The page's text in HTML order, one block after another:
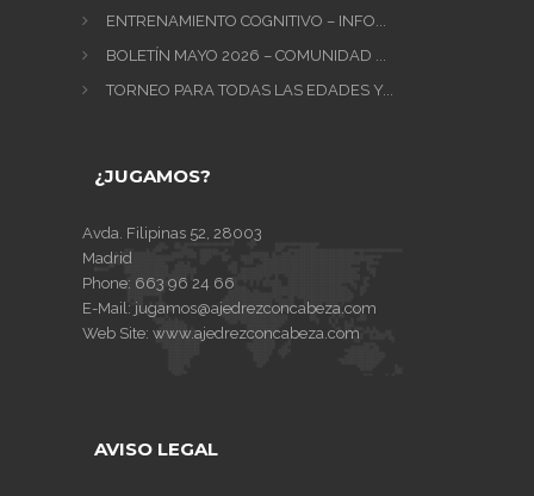
ENTRENAMIENTO COGNITIVO – INFO...
BOLETÍN MAYO 2026 – COMUNIDAD ...
TORNEO PARA TODAS LAS EDADES Y...
¿JUGAMOS?
Avda. Filipinas 52, 28003
Madrid
Phone: 663 96 24 66
E-Mail: jugamos@ajedrezconcabeza.com
Web Site: www.ajedrezconcabeza.com
AVISO LEGAL